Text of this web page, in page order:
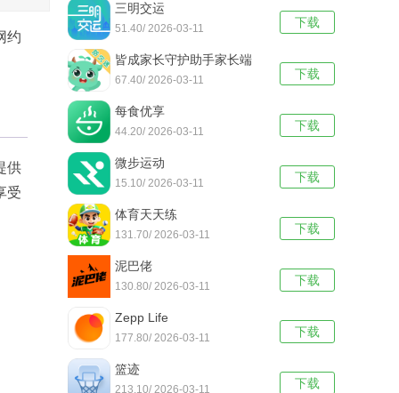
约
供
受
下载
三明交运
51.40/ 2026-03-11
下载
皆成家长守护助手家长端
67.40/ 2026-03-11
下载
每食优享
44.20/ 2026-03-11
下载
微步运动
15.10/ 2026-03-11
下载
体育天天练
131.70/ 2026-03-11
下载
泥巴佬
130.80/ 2026-03-11
下载
Zepp Life
177.80/ 2026-03-11
下载
篮迹
213.10/ 2026-03-11